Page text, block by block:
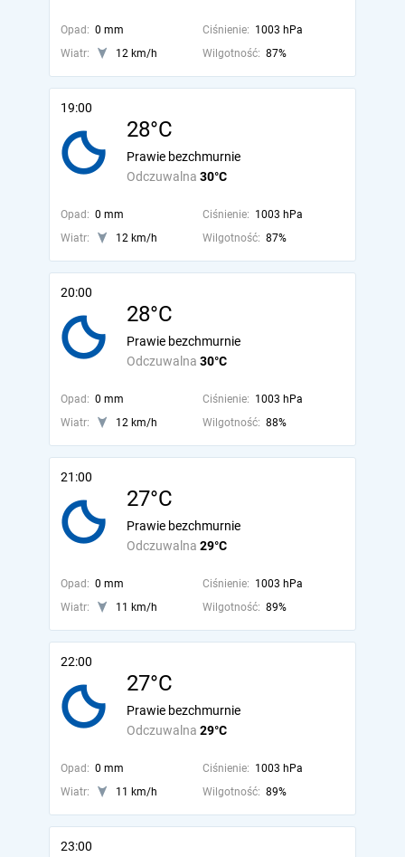
Opad: 0 mm Ciśnienie: 1003 hPa
Wiatr:
12 km/h Wilgotność: 87%
19:00
28°C
Odczuwalna 30°C
Prawie bezchmurnie
Opad: 0 mm Ciśnienie: 1003 hPa
Wiatr:
12 km/h Wilgotność: 87%
20:00
28°C
Odczuwalna 30°C
Prawie bezchmurnie
Opad: 0 mm Ciśnienie: 1003 hPa
Wiatr:
12 km/h Wilgotność: 88%
21:00
27°C
Odczuwalna 29°C
Prawie bezchmurnie
Opad: 0 mm Ciśnienie: 1003 hPa
Wiatr:
11 km/h Wilgotność: 89%
22:00
27°C
Odczuwalna 29°C
Prawie bezchmurnie
Opad: 0 mm Ciśnienie: 1003 hPa
Wiatr:
11 km/h Wilgotność: 89%
23:00